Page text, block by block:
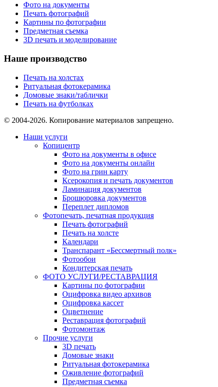
Фото на документы
Печать фотографий
Картины по фотографии
Предметная съемка
3D печать и моделирование
Наше производство
Печать на холстах
Ритуальная фотокерамика
Домовые знаки/таблички
Печать на футболках
© 2004-2026. Копирование материалов запрещено.
Наши услуги
Копицентр
Фото на документы в офисе
Фото на документы онлайн
Фото на грин карту
Ксерокопия и печать документов
Ламинация документов
Брошюровка документов
Переплет дипломов
Фотопечать, печатная продукция
Печать фотографий
Печать на холсте
Календари
Транспарант «Бессмертный полк»
Фотообои
Кондитерская печать
ФОТО УСЛУГИ/РЕСТАВРАЦИЯ
Картины по фотографии
Оцифровка видео архивов
Оцифровка кассет
Оцветнение
Реставрация фотографий
Фотомонтаж
Прочие услуги
3D печать
Домовые знаки
Ритуальная фотокерамика
Оживление фотографий
Предметная съемка